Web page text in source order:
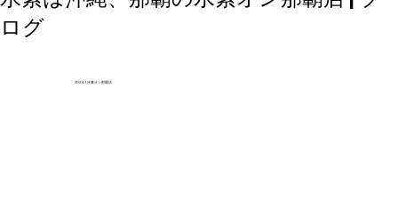
ログ
2024.1 水素オン那覇店